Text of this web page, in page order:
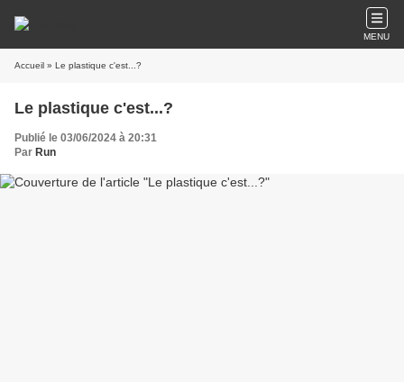
MENU
Accueil » Le plastique c'est...?
Le plastique c'est...?
Publié le 03/06/2024 à 20:31
Par Run